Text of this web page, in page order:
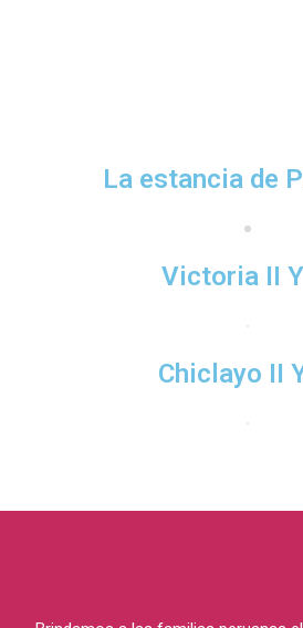
La estancia de
Victoria II
Chiclayo II